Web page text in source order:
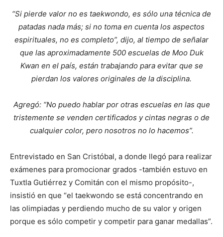
“Si pierde valor no es taekwondo, es sólo una técnica de
patadas nada más; si no toma en cuenta los aspectos
espirituales, no es completo”, dijo, al tiempo de señalar
que las aproximadamente 500 escuelas de Moo Duk
Kwan en el país, están trabajando para evitar que se
pierdan los valores originales de la disciplina.
Agregó: “No puedo hablar por otras escuelas en las que
tristemente se venden certificados y cintas negras o de
cualquier color, pero nosotros no lo hacemos”.
Entrevistado en San Cristóbal, a donde llegó para realizar
exámenes para promocionar grados -también estuvo en
Tuxtla Gutiérrez y Comitán con el mismo propósito-,
insistió en que “el taekwondo se está concentrando en
las olimpiadas y perdiendo mucho de su valor y origen
porque es sólo competir y competir para ganar medallas”.